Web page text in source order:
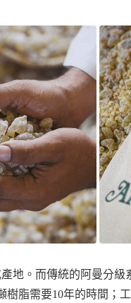
。而傳統的阿曼分級
脂需要10年的時間；